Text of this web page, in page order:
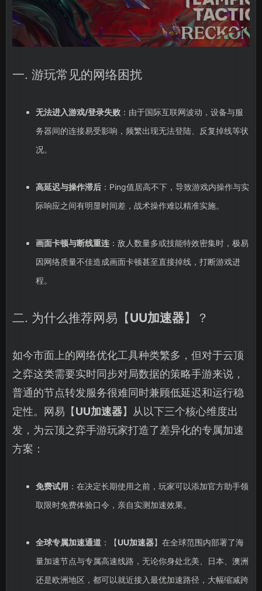
一. 游玩常见的网络困扰
无法进入游戏/登录失败：由于国际互联网波动，设备与服
务器间的连接易受影响，频繁出现无法登陆、反复掉线等状
况。
高延迟与操作滞后：Ping值居高不下，导致游戏内操作与实
际响应之间有明显时间差，战术操作难以精准实施。
画面卡顿与断线重连：敌人数量多或技能特效密集时，极易
因网络质量不佳造成画面卡顿甚至直接掉线，打断游戏进
程。
二. 为什么推荐网易【UU加速器】？
如今市面上的网络优化工具种类繁多，但对于云顶
之弈这类需要实时同步对局数据的策略手游来说，
普通的节点转发服务很难同时兼顾低延迟和运行稳
定性。网易【UU加速器】从以下三个核心维度出
发，为云顶之弈手游玩家打造了差异化的专属加速
方案：
免费试用 ：在决定长期使用之前，玩家可以添加官方助手领
取限时免费体验口令，亲自实测加速效果。
全球专属加速通道：【UU加速器】在全球范围内部署了海
量加速节点与专属高速线路，无论你身处北美、日本、澳洲
还是欧洲地区，都可以就近接入最优加速路径，大幅缩减跨